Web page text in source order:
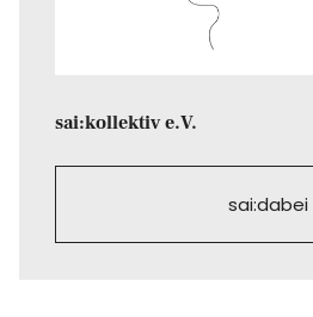
sai:kollektiv e.V.
sai:dabei